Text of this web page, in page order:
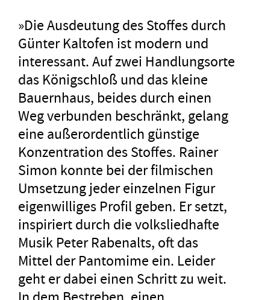
»Die Ausdeutung des Stoffes durch
Günter Kaltofen ist modern und
interessant. Auf zwei Handlungsorte
das Königschloß und das kleine
Bauernhaus, beides durch einen
Weg verbunden beschränkt, gelang
eine außerordentlich günstige
Konzentration des Stoffes. Rainer
Simon konnte bei der filmischen
Umsetzung jeder einzelnen Figur
eigenwilliges Profil geben. Er setzt,
inspiriert durch die volksliedhafte
Musik Peter Rabenalts, oft das
Mittel der Pantomime ein. Leider
geht er dabei einen Schritt zu weit.